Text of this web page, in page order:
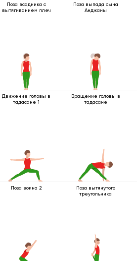
Поза всадника с
вытягиванием плеч
Поза выпада сына
Анджаны
Движение головы в
тадасане 1
Вращение головы в
тадасане
Поза воина 2
Поза вытянутого
треугольника